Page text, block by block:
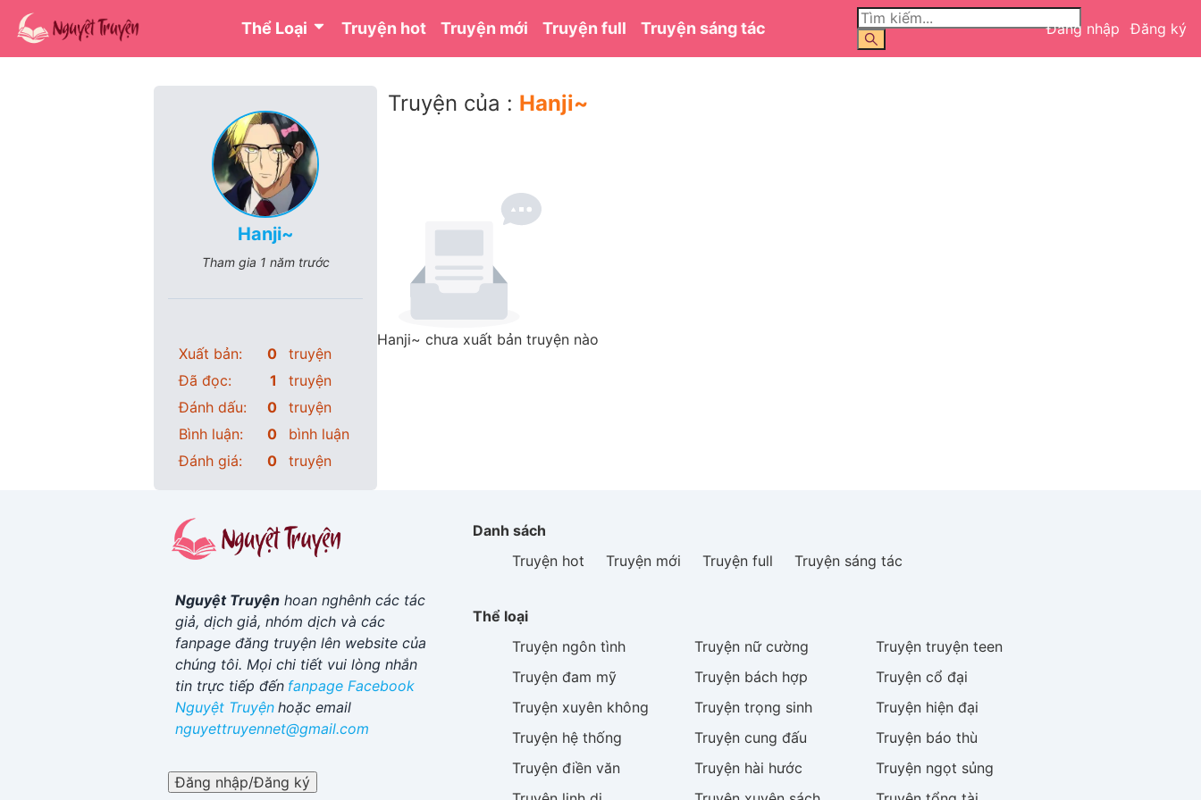
Thể Loại Truyện hot Truyện mới Truyện full Truyện sáng tác Đăng nhập Đăng ký
Hanji~
Tham gia 1 năm trước
Xuất bản: 0
truyện
Đã đọc:
1
truyện
Đánh dấu:
0
truyện
Bình luận:
0
bình luận
Đánh giá:
0 truyện
Truyện của : Hanji~
Hanji~ chưa xuất bản truyện nào
Nguyệt Truyện hoan nghênh các tác
giả, dịch giả, nhóm dịch và các
fanpage đăng truyện lên website của
chúng tôi. Mọi chi tiết vui lòng nhắn
tin trực tiếp đến fanpage Facebook
Nguyệt Truyện hoặc email
nguyettruyennet@gmail.com
Đăng nhập/Đăng ký
Danh sách
Truyện hot
Truyện mới Truyện full Truyện sáng tác
Thể loại
Truyện ngôn tình Truyện nữ cường Truyệntruyện teen
Truyệnđam mỹ Truyện bách hợp Truyệncổ đại
Truyện xuyên không Truyện trọng sinh Truyện hiện đại
Truyện hệ thống Truyện cung đấu Truyện báo thù
Truyệnđiền văn Truyện hài hước Truyện ngọt sủng